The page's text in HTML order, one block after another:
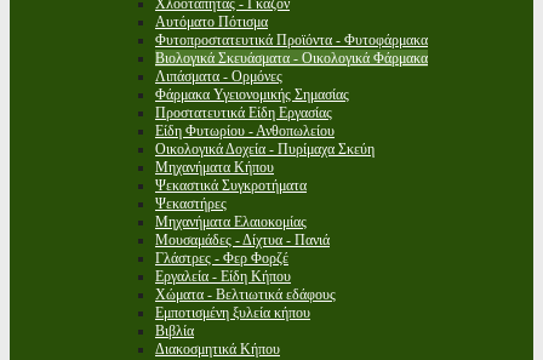
Χλοοτάπητας - Γκαζόν
Αυτόματο Πότισμα
Φυτοπροστατευτικά Προϊόντα - Φυτοφάρμακα
Βιολογικά Σκευάσματα - Οικολογικά Φάρμακα
Λιπάσματα - Ορμόνες
Φάρμακα Υγειονομικής Σημασίας
Προστατευτικά Είδη Εργασίας
Είδη Φυτωρίου - Ανθοπωλείου
Οικολογικά Δοχεία - Πυρίμαχα Σκεύη
Μηχανήματα Κήπου
Ψεκαστικά Συγκροτήματα
Ψεκαστήρες
Μηχανήματα Ελαιοκομίας
Μουσαμάδες - Δίχτυα - Πανιά
Γλάστρες - Φερ Φορζέ
Εργαλεία - Είδη Κήπου
Χώματα - Βελτιωτικά εδάφους
Εμποτισμένη ξυλεία κήπου
Βιβλία
Διακοσμητικά Κήπου